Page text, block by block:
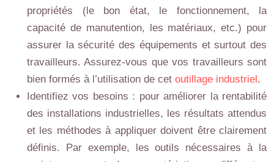
propriétés (le bon état, le fonctionnement, la
capacité de manutention, les matériaux, etc.) pour
assurer la sécurité des équipements et surtout des
travailleurs. Assurez-vous que vos travailleurs sont
bien formés à l’utilisation de cet outillage industriel.
Identifiez vos besoins : pour améliorer la rentabilité
des installations industrielles, les résultats attendus
et les méthodes à appliquer doivent être clairement
définis. Par exemple, les outils nécessaires à la